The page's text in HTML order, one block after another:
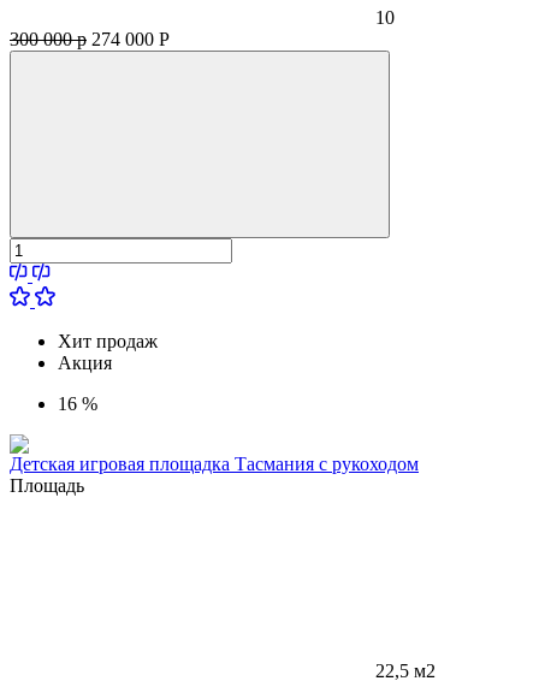
10
300 000 р 274 000 Р
Хит продаж
Акция
16 %
Детская игровая площадка Тасмания с рукоходом
Площадь
22,5 м2